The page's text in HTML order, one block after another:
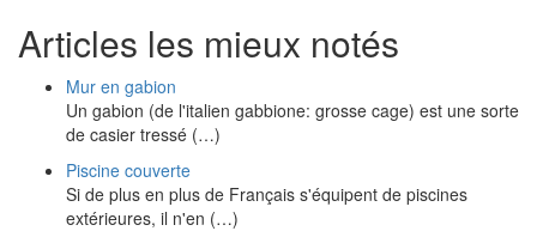
Articles les mieux notés
Mur en gabion
Un gabion (de l'italien gabbione: grosse cage) est une sorte
de casier tressé (…)
Piscine couverte
Si de plus en plus de Français s'équipent de piscines
extérieures, il n'en (…)